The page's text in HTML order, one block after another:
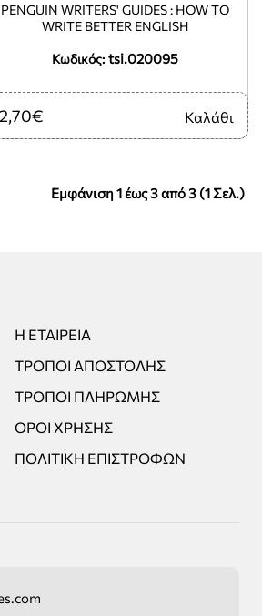
Κωδικός: tsi.020095
PENGUIN WRITERS' GUIDES : HOW TO
WRITE BETTER ENGLISH
Καλάθι
Εμφάνιση 1 έως 3 από 3 (1 Σελ.)
Η ΕΤΑΙΡΕΊΑ
ΤΡΌΠΟΙ ΑΠΟΣΤΟΛΉΣ
ΤΡΌΠΟΙ ΠΛΗΡΩΜΉΣ
ΌΡΟΙ ΧΡΉΣΗΣ
ΠΟΛΙΤΙΚΉ ΕΠΙΣΤΡΟΦΏΝ